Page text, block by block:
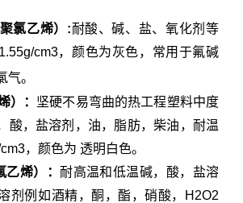
氯乙烯） :耐酸、碱、盐、氧化剂等
1.55g/cm3，颜色为灰色，常用于氟碱
气。
）： 坚硬不易弯曲的热工程塑料中度
酸，盐溶剂，油，脂肪，柴油，耐温
，颜色为 透明白色。
乙烯）： 耐高温和低温碱，酸，盐溶
剂例如酒精，酮，酯，硝酸，
H2O2